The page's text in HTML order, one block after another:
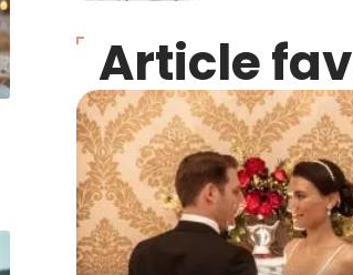
Article